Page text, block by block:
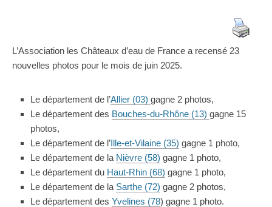
L’Association les Châteaux d’eau de France a recensé 23
nouvelles photos pour le mois de juin 2025.
Le département de l’Allier (03) gagne 2 photos,
Le département des Bouches-du-Rhône (13) gagne 15
photos,
Le département de l’Ille-et-Vilaine (35) gagne 1 photo,
Le département de la Nièvre (58) gagne 1 photo,
Le département du Haut-Rhin (68) gagne 1 photo,
Le département de la Sarthe (72) gagne 2 photos,
Le département des Yvelines (78) gagne 1 photo.